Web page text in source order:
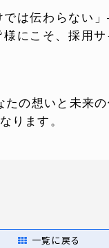
では伝わらない
様にこそ、採用
たの想いと未来
ります。
一覧に戻る